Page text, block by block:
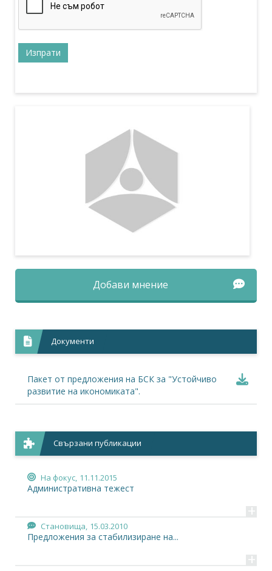
Добави мнение
Документи
Пакет от предложения на БСК за "Устойчиво
развитие на икономиката".
Свързани публикации
На фокус, 11.11.2015
Административна тежест
+
Становища, 15.03.2010
Предложения за стабилизиране на...
+